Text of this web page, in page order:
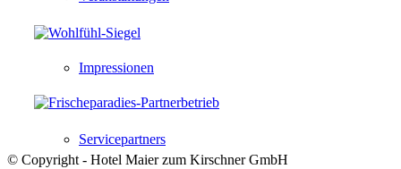
Impressionen
Servicepartners
© Copyright - Hotel Maier zum Kirschner GmbH